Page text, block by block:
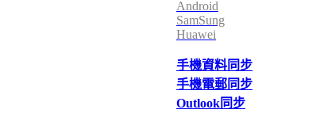
Android
SamSung
Huawei
手機資料同步
手機電郵同步
Outlook同步